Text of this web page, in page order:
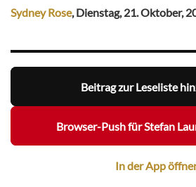
Sydney Rose, Dienstag, 21. Oktober,
Beitrag zur Leseliste
Browser-Push für Stefan
In der App